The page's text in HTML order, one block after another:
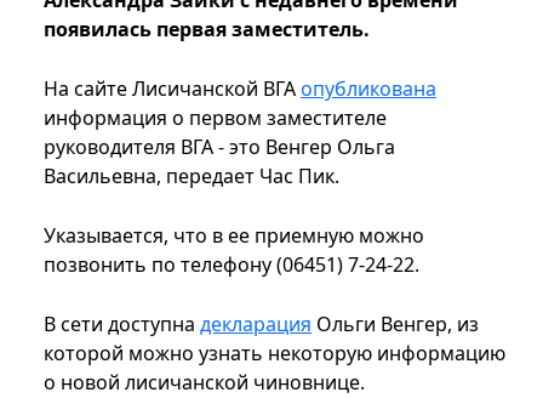
появилась первая заместитель.
На сайте Лисичанской ВГАопубликована
информация о первом заместителе
руководителя ВГА - это Венгер Ольга
Васильевна, передает Час Пик.
Указывается, что в ее приемную можно
позвонить по телефону (06451) 7-24-22.
В сети доступна декларация Ольги Венгер, из
которой можно узнать некоторую информацию
о новой лисичанской чиновнице.